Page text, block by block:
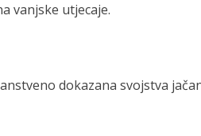
vanjske utjecaje.
dokazana svojstva